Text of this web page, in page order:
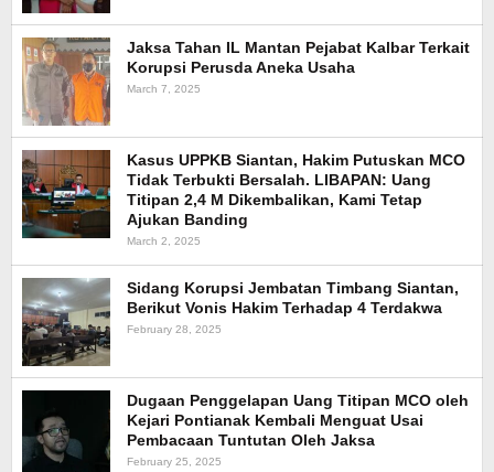
Jaksa Tahan IL Mantan Pejabat Kalbar Terkait
Korupsi Perusda Aneka Usaha
March 7, 2025
Kasus UPPKB Siantan, Hakim Putuskan MCO
Tidak Terbukti Bersalah. LIBAPAN: Uang
Titipan 2,4 M Dikembalikan, Kami Tetap
Ajukan Banding
March 2, 2025
Sidang Korupsi Jembatan Timbang Siantan,
Berikut Vonis Hakim Terhadap 4 Terdakwa
February 28, 2025
Dugaan Penggelapan Uang Titipan MCO oleh
Kejari Pontianak Kembali Menguat Usai
Pembacaan Tuntutan Oleh Jaksa
February 25, 2025